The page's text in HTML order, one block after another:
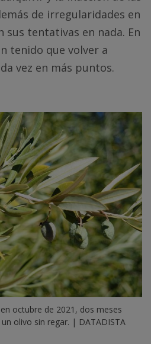
de irregularidades en
sus tentativas en nada. En
tenido que volver a
vez en más puntos.
octubre de 2021, dos meses
olivo sin regar. | DATADISTA